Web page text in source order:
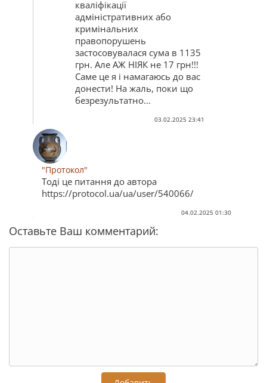
кваліфікації
адміністративних або
кримінальних
правопорушень
застосовувалася сума в 1135
грн. Але АЖ НІЯК не 17 грн!!!
Саме це я і намагаюсь до вас
донести! На жаль, поки що
безрезультатно...
03.02.2025 23:41
"Протокол"
Тоді це питання до автора
https://protocol.ua/ua/user/540066/
04.02.2025 01:30
Оставьте Ваш комментарий: